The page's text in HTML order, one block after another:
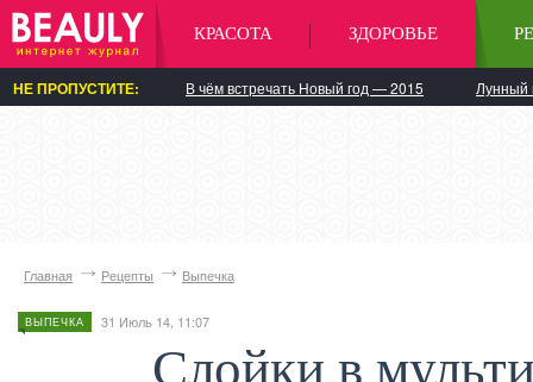
КРАСОТА ЗДОРОВЬЕ
НЕ ПРОПУСТИТЕ: В чём встречать Новый год — 2015 Лунный
Главная Рецепты Выпечка
ВЫПЕЧКА 31 Июль 14, 11:07
Слойки в